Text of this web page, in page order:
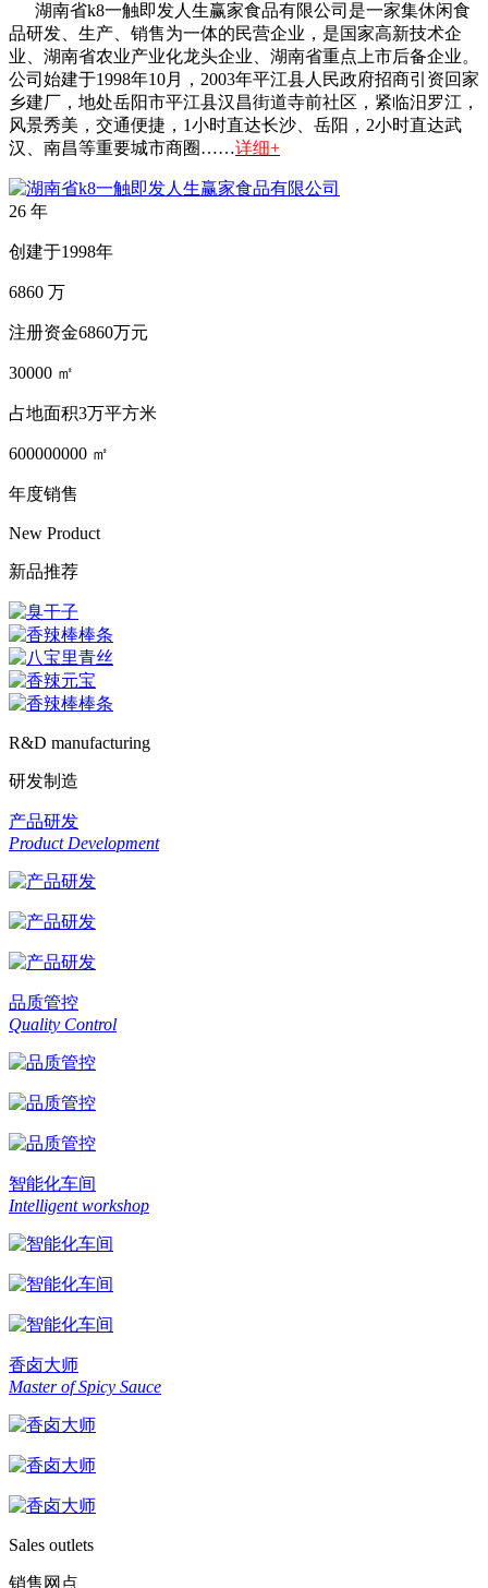
湖南省k8一触即发人生赢家食品有限公司是一家集休闲食
品研发、生产、销售为一体的民营企业，是国家高新技术企
业、湖南省农业产业化龙头企业、湖南省重点上市后备企业。
公司始建于1998年10月，2003年平江县人民政府招商引资回家
乡建厂，地处岳阳市平江县汉昌街道寺前社区，紧临汨罗江，
风景秀美，交通便捷，1小时直达长沙、岳阳，2小时直达武
汉、南昌等重要城市商圈……详细+
26 年
创建于1998年
6860 万
注册资金6860万元
30000 ㎡
占地面积3万平方米
600000000 ㎡
年度销售
New Product
新品推荐
R&D manufacturing
研发制造
产品研发
Product Development
品质管控
Quality Control
智能化车间
Intelligent workshop
香卤大师
Master of Spicy Sauce
Sales outlets
销售网点